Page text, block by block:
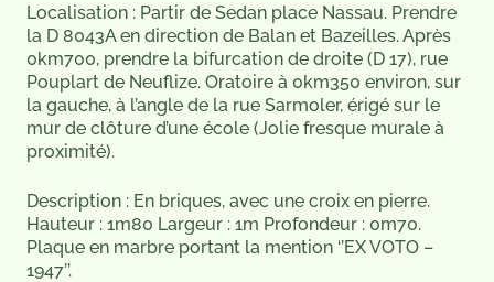
Localisation : Partir de Sedan place Nassau. Prendre
la D 8043A en direction de Balan et Bazeilles. Après
0km700, prendre la bifurcation de droite (D 17), rue
Pouplart de Neuflize. Oratoire à 0km350 environ, sur
la gauche, à l’angle de la rue Sarmoler, érigé sur le
mur de clôture d’une école (Jolie fresque murale à
proximité).
Description : En briques, avec une croix en pierre.
Hauteur : 1m80 Largeur : 1m Profondeur : 0m70.
Plaque en marbre portant la mention ‘’EX VOTO –
1947’’.